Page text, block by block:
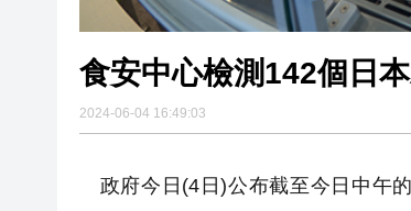
食安中心檢測142個日
2024-06-04 16:49:03
政府今日(4日)公布截至今日中午